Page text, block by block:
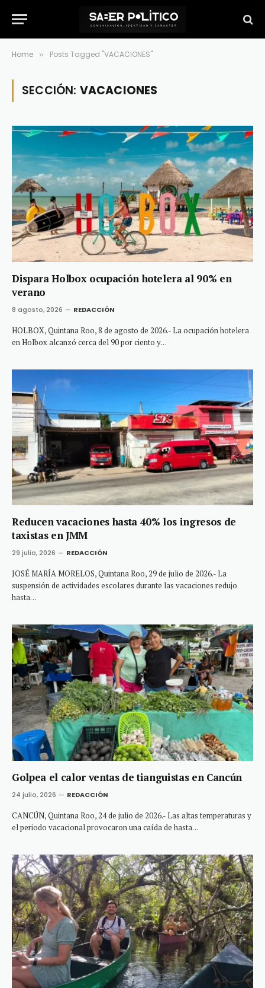
Home » Posts Tagged "VACACIONES"
SECCIÓN: VACACIONES
Dispara Holbox ocupación hotelera al 90% en
verano
8 agosto, 2026 REDACCIÓN
HOLBOX, Quintana Roo, 8 de agosto de 2026.- La ocupación hotelera
en Holbox alcanzó cerca del 90 por ciento y…
Reducen vacaciones hasta 40% los ingresos de
taxistas en JMM
29 julio, 2026 REDACCIÓN
JOSÉ MARÍA MORELOS, Quintana Roo, 29 de julio de 2026.- La
suspensión de actividades escolares durante las vacaciones redujo
hasta…
Golpea el calor ventas de tianguistas en Cancún
24 julio, 2026 REDACCIÓN
CANCÚN, Quintana Roo, 24 de julio de 2026.- Las altas temperaturas y
el periodo vacacional provocaron una caída de hasta…